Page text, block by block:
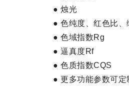
● 烛光
● 色纯度、红色比
● 色域指数Rg
● 逼真度Rf
● 色质指数CQS
● 更多功能参数可定